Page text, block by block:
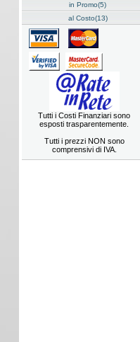
in Promo(5)
al Costo(13)
Tutti i Costi Finanziari sono
esposti trasparentemente.
Tutti i prezzi NON sono
comprensivi di IVA.